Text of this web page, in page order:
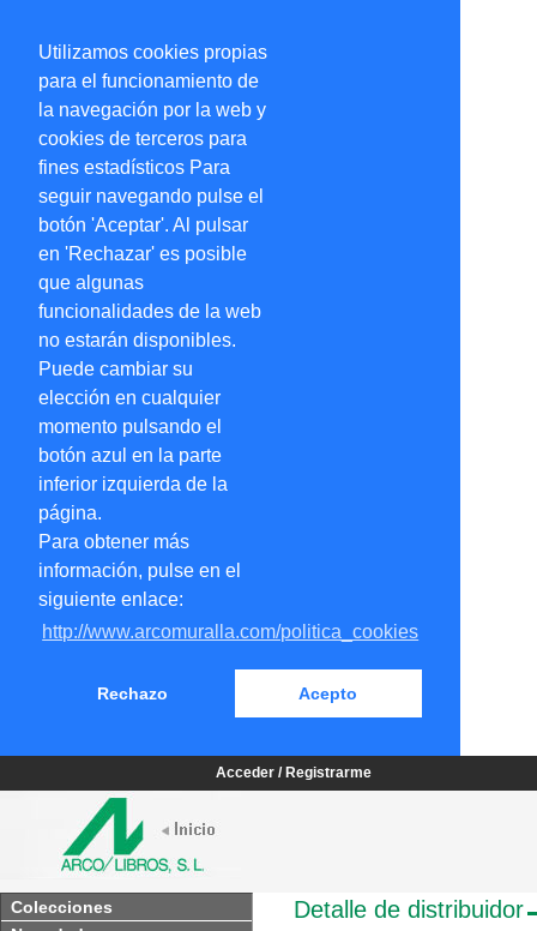
Utilizamos cookies propias
para el funcionamiento de
la navegación por la web y
cookies de terceros para
fines estadísticos Para
seguir navegando pulse el
botón 'Aceptar'. Al pulsar
en 'Rechazar' es posible
que algunas
funcionalidades de la web
no estarán disponibles.
Puede cambiar su
elección en cualquier
momento pulsando el
botón azul en la parte
inferior izquierda de la
página.
Para obtener más
información, pulse en el
siguiente enlace:
http://www.arcomuralla.com/politica_cookies
Rechazo Acepto
Acceder / Registrarme
Colecciones
Detalle de distribuidor